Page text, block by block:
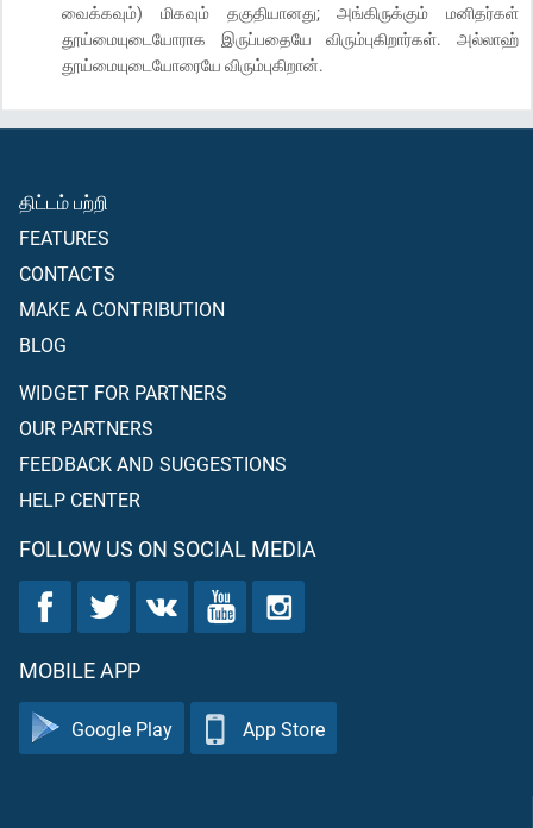
வைக்கவும்) மிகவும் தகுதியானது; அங்கிருக்கும் மனிதர்கள்
தூய்மையுடையோராக இருப்பதையே விரும்புகிறார்கள். அல்லாஹ்
தூய்மையுடையோரையே விரும்புகிறான்.
திட்டம் பற்றி
FEATURES
CONTACTS
MAKE A CONTRIBUTION
BLOG
WIDGET FOR PARTNERS
OUR PARTNERS
FEEDBACK AND SUGGESTIONS
HELP CENTER
FOLLOW US ON SOCIAL MEDIA
MOBILE APP
Google Play App Store